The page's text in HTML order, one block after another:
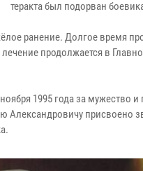
теракта был подорван
ранение. Долгое время
продолжается в
1995 года за
Александровичу присвоено